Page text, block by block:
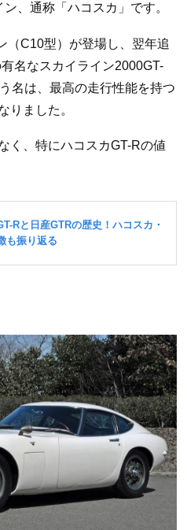
、通称「ハコスカ」です。
（C10型）が登場し、翌年追
名なスカイライン2000GT-
名は、最高の走行性能を持つ
りました。
く、特にハコスカGT-Rの値